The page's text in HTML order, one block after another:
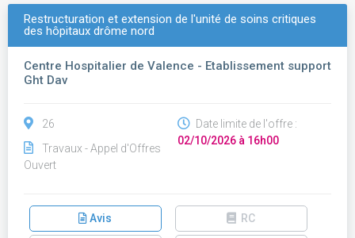
Restructuration et extension de l'unité de soins critiques
des hôpitaux drôme nord
Centre Hospitalier de Valence - Etablissement support
Ght Dav
26
Travaux - Appel d'Offres
Ouvert
Date limite de l'offre :
02/10/2026 à 16h00
Avis RC